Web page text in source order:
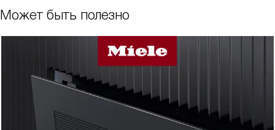
Может быть полезно